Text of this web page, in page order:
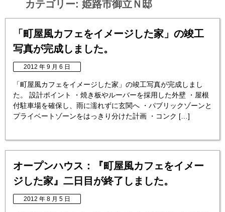
カテゴリー: 姫路市御立Ｎ邸
「町屋風カフェをイメージした家」の竣工
写真が完成しました。
2012 年 9 月 6 日
「町屋風カフェをイメージした家」の竣工写真が完成しまし
た。 設計ポイント ・焼き板やルーバーを採用した外壁 ・屋根
付駐車場を確保し、雨に濡れずに玄関へ ・パブリックゾーンと
プライベートゾーンをはっきり分けた計画 ・コンク […]
オープンハウス：『町屋風カフェをイメー
ジした家』二日目が終了しました。
2012 年 8 月 5 日